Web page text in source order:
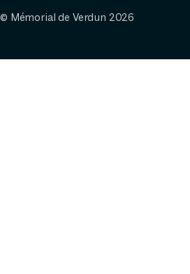
© Mémorial de Verdun 2026